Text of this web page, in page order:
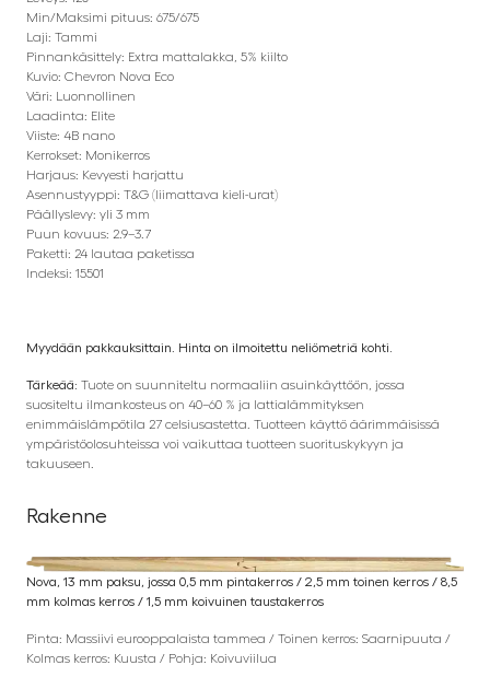
Min/Maksimi pituus: 675/675
Laji: Tammi
Pinnankäsittely: Extra mattalakka, 5% kiilto
Kuvio: Chevron Nova Eco
Väri: Luonnollinen
Laadinta: Elite
Viiste: 4B nano
Kerrokset: Monikerros
Harjaus: Kevyesti harjattu
Asennustyyppi: T&G (liimattava kieli-urat)
Päällyslevy: yli 3 mm
Puun kovuus: 2.9–3.7
Paketti: 24 lautaa paketissa
Indeksi: 15501
Myydään pakkauksittain. Hinta on ilmoitettu neliömetriä kohti.
Tärkeää: Tuote on suunniteltu normaaliin asuinkäyttöön, jossa
suositeltu ilmankosteus on 40–60 % ja lattialämmityksen
enimmäislämpötila 27 celsiusastetta. Tuotteen käyttö äärimmäisissä
ympäristöolosuhteissa voi vaikuttaa tuotteen suorituskykyyn ja
takuuseen.
Rakenne
Nova, 13 mm paksu, jossa 0,5 mm pintakerros / 2,5 mm toinen kerros / 8,5
mm kolmas kerros / 1,5 mm koivuinen taustakerros
Pinta: Massiivi eurooppalaista tammea / Toinen kerros: Saarnipuuta /
Kolmas kerros: Kuusta / Pohja: Koivuviilua